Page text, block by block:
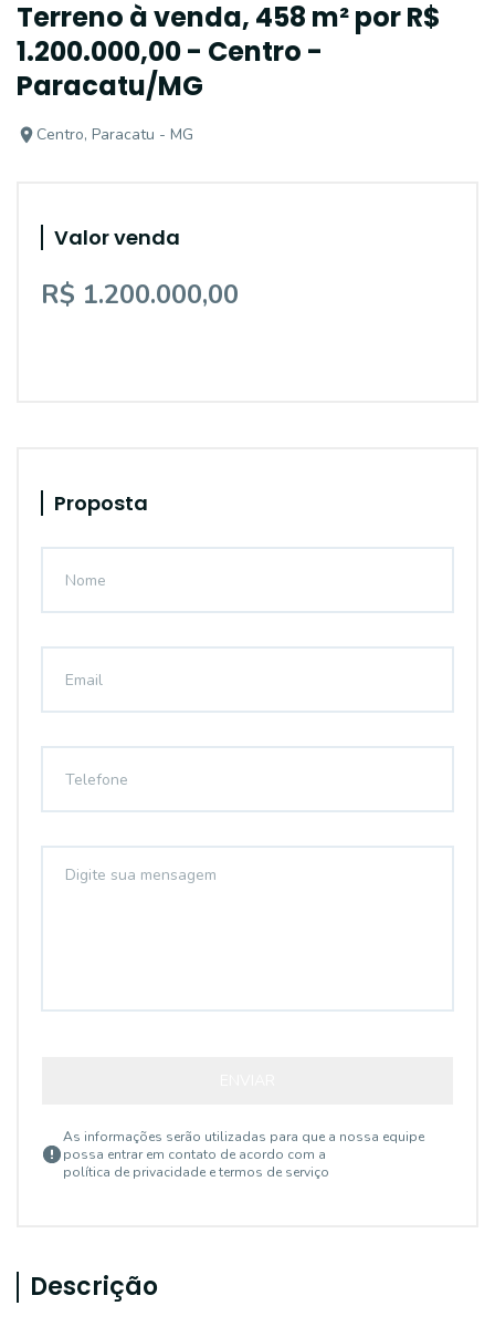
Terreno à venda, 458 m² por R$
1.200.000,00 - Centro -
Paracatu/MG
Centro, Paracatu - MG
Valor venda
R$ 1.200.000,00
Proposta
As informações serão utilizadas para que a nossa equipe
possa entrar em contato de acordo com a
política de privacidade e termos de serviço
Descrição